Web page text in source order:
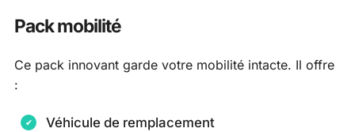
Pack mobilité
Ce pack innovant garde votre mobilité intacte. Il offre
:
Véhicule de remplacement